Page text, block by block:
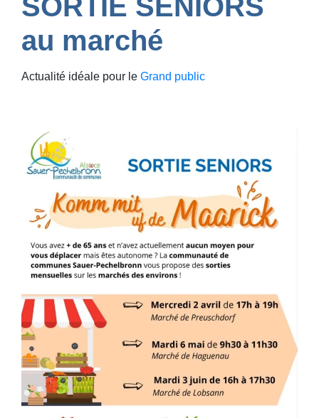
SORTIE SENIORS
au marché
Actualité idéale pour le Grand public